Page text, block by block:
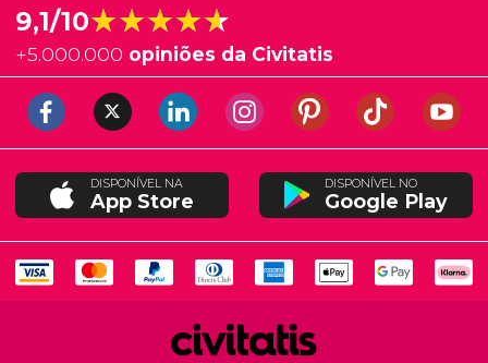
9,1/10★★★★★
★★★★★
+5.000.000 opiniões da Civitatis
DISPONÍVEL NA
App Store
DISPONÍVEL NO
Google Play